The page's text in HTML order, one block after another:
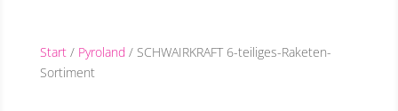
Start/ Pyroland/ SCHWAIRKRAFT 6-teiliges-Raketen-
Sortiment